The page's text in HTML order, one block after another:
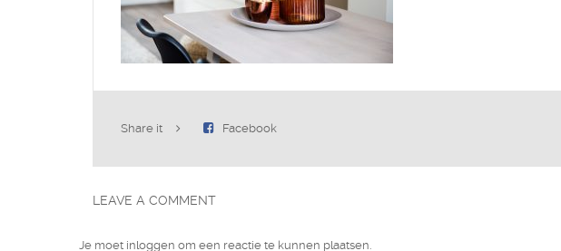
Share it Facebook
LEAVE A COMMENT
Je moet inloggen om een reactie te kunnen plaatsen.